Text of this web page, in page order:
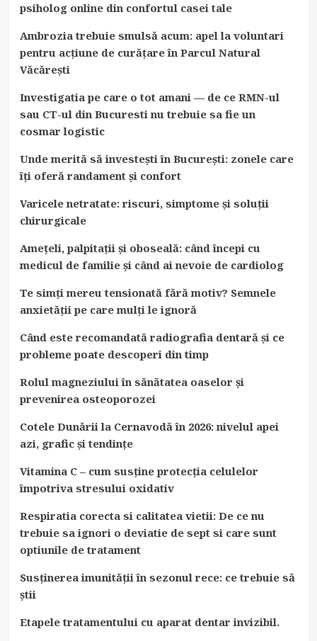
psiholog online din confortul casei tale
Ambrozia trebuie smulsă acum: apel la voluntari
pentru acțiune de curățare în Parcul Natural
Văcărești
Investigatia pe care o tot amani — de ce RMN-ul
sau CT-ul din Bucuresti nu trebuie sa fie un
cosmar logistic
Unde merită să investești în București: zonele care
îți oferă randament și confort
Varicele netratate: riscuri, simptome și soluții
chirurgicale
Amețeli, palpitații și oboseală: când începi cu
medicul de familie și când ai nevoie de cardiolog
Te simți mereu tensionată fără motiv? Semnele
anxietății pe care mulți le ignoră
Când este recomandată radiografia dentară și ce
probleme poate descoperi din timp
Rolul magneziului în sănătatea oaselor și
prevenirea osteoporozei
Cotele Dunării la Cernavodă în 2026: nivelul apei
azi, grafic și tendințe
Vitamina C – cum susține protecția celulelor
împotriva stresului oxidativ
Respiratia corecta si calitatea vietii: De ce nu
trebuie sa ignori o deviatie de sept si care sunt
optiunile de tratament
Susținerea imunității în sezonul rece: ce trebuie să
știi
Etapele tratamentului cu aparat dentar invizibil.